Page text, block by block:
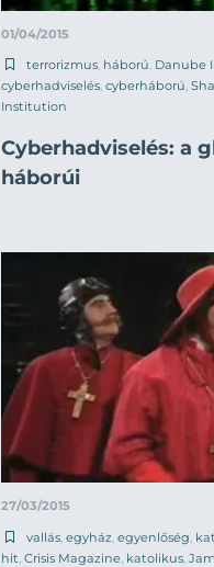
01/04/2015
terrorizmus, háború, Danube
cyberhadviselés, cyberháború,
Institution
Cyberhadviselés: a
háborúi
27/03/2015
vallás egyház egyenlőség
hit Crisis Magazine katolikus